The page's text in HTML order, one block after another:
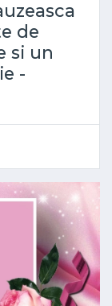
de
si un
-